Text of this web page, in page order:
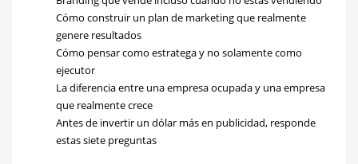
Cómo construir un plan de marketing que realmente
genere resultados
Cómo pensar como estratega y no solamente como
ejecutor
La diferencia entre una empresa ocupada y una empresa
que realmente crece
Antes de invertir un dólar más en publicidad, responde
estas siete preguntas